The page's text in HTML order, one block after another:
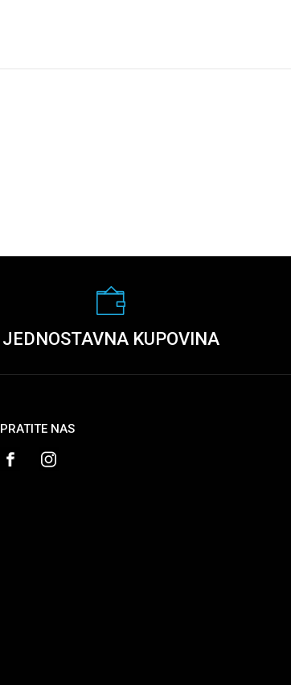
JEDNOSTAVNA KUPOVINA
PRATITE NAS